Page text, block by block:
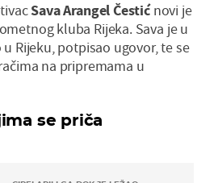
SavaArangelČestićnovi je
kluba Rijeka. Sava je u
Rijeku, potpisao ugovor, te se
na pripremama u
se priča